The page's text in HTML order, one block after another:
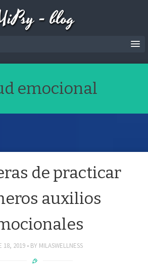
- blog
emocional
de practicar
auxilios
18, 2019 BY MILASWELLNESS